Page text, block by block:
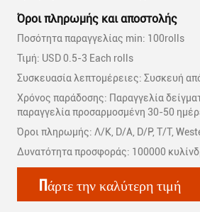
Όροι πληρωμής και αποστολής
Ποσότητα παραγγελίας min: 100rolls
Τιμή: USD 0.5-3 Each rolls
Συσκευασία λεπτομέρειες: Συσκευή
Χρόνος παράδοσης: Παραγγελία
παραγγελία προσαρμοσμένη 30-50
Όροι πληρωμής: Λ/Κ, D/A, D/P, T/T,
Δυνατότητα προσφοράς: 100000
Πάρτε την καλύτερη τιμή